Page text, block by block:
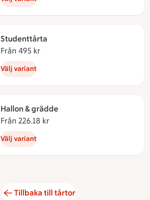
Studenttårta
Från 495 kr
Välj variant
Hallon & grädde
Från 226.18 kr
Välj variant
Tillbaka till tårtor